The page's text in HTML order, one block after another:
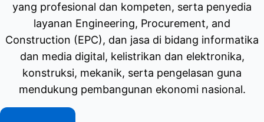
yang profesional dan kompeten, serta penyedia
layanan Engineering, Procurement, and
Construction (EPC), dan jasa di bidang informatika
dan media digital, kelistrikan dan elektronika,
konstruksi, mekanik, serta pengelasan guna
mendukung pembangunan ekonomi nasional.